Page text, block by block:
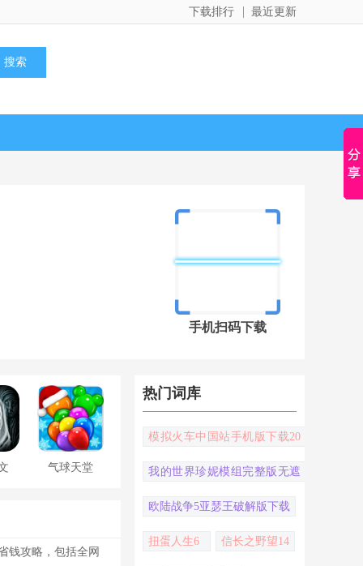
最近更新
下载排行
手机扫码下载
气球天堂
钱攻略，包括全网
热门词库
模拟火车中国站手机版下载20
我的世界珍妮模组完整版无遮
欧陆战争5亚瑟王破解版下载
扭蛋人生6 信长之野望14